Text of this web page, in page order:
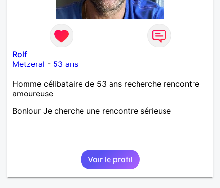
Rolf
Metzeral - 53 ans
Homme célibataire de 53 ans recherche rencontre
amoureuse
Bonlour Je cherche une rencontre sérieuse
Voir le profil